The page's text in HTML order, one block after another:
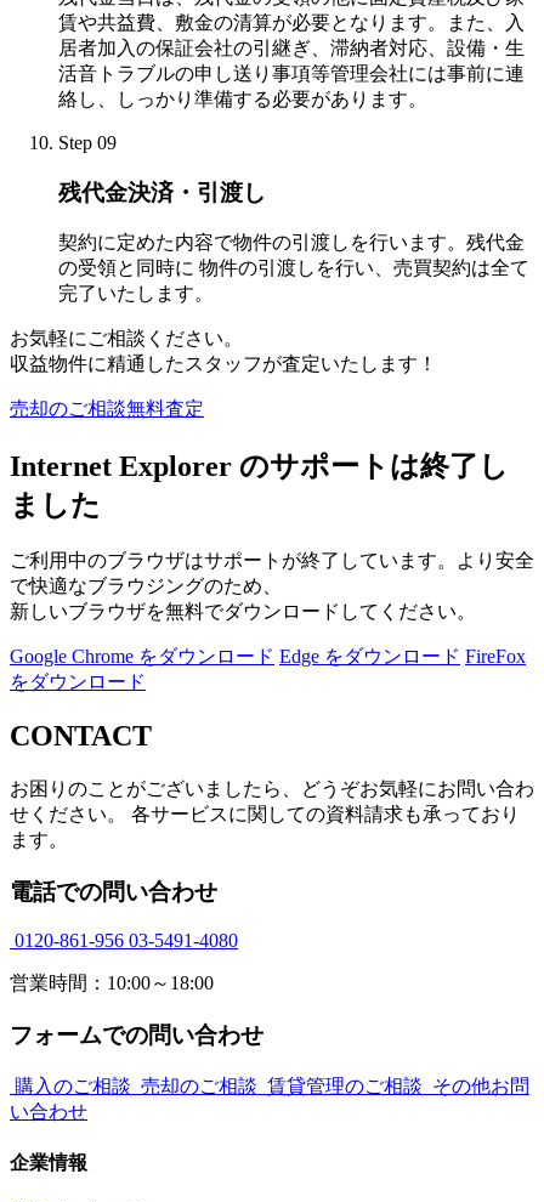
賃や共益費、敷金の清算が必要となります。また、入
居者加入の保証会社の引継ぎ、滞納者対応、設備・生
活音トラブルの申し送り事項等管理会社には事前に連
絡し、しっかり準備する必要があります。
Step 09
残代金決済・引渡し
契約に定めた内容で物件の引渡しを行います。残代金
の受領と同時に 物件の引渡しを行い、売買契約は全て
完了いたします。
お気軽にご相談ください。
収益物件に精通したスタッフが査定いたします！
売却のご相談無料査定
Internet Explorer のサポートは終了し
ました
ご利用中のブラウザはサポートが終了しています。より安全
で快適なブラウジングのため、
新しいブラウザを無料でダウンロードしてください。
Google Chrome をダウンロード Edge をダウンロード FireFox
をダウンロード
CONTACT
お困りのことがございましたら、どうぞお気軽にお問い合わ
せください。 各サービスに関しての資料請求も承っており
ます。
電話での問い合わせ
0120-861-956 03-5491-4080
営業時間：10:00～18:00
フォームでの問い合わせ
購入のご相談 売却のご相談 賃貸管理のご相談 その他お問
い合わせ
企業情報